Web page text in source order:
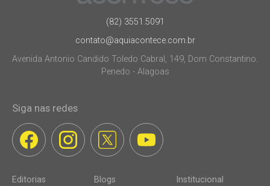
(82) 3551.5091
contato@aquiacontece.com.br
Avenida Antonio Candido Toledo Cabral, 149, Dom Constantino.
Penedo - Alagoas
Siga nas redes
Editorias Blogs Institucional